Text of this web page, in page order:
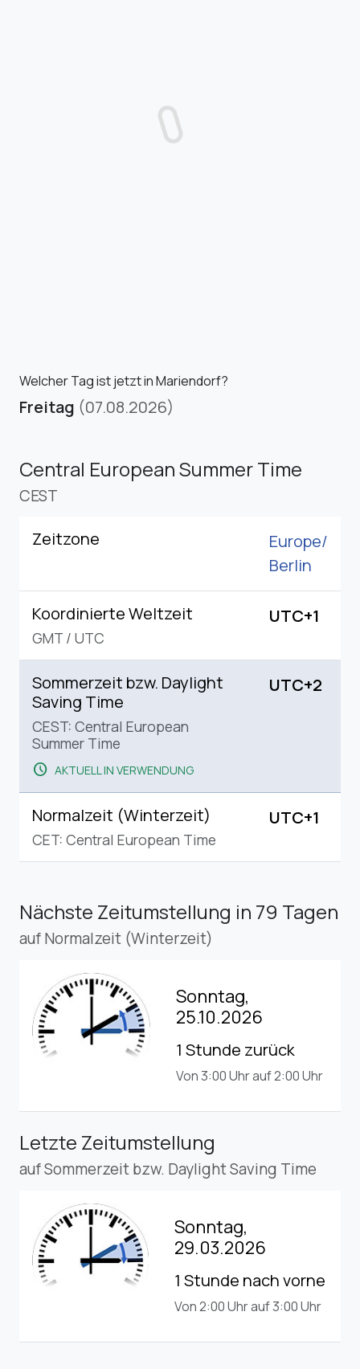
Welcher Tag ist jetzt in Mariendorf?
Freitag (07.08.2026)
Central European Summer Time
CEST
Zeitzone
Europe/
Berlin
Koordinierte Weltzeit
GMT / UTC
UTC+1
Sommerzeit bzw. Daylight
Saving Time
CEST: Central European
Summer Time
schedule AKTUELL IN VERWENDUNG
UTC+2
Normalzeit (Winterzeit)
CET: Central European Time
UTC+1
Nächste Zeitumstellung in 79 Tagen
auf Normalzeit (Winterzeit)
Sonntag,
25.10.2026
1 Stunde zurück
Von 3:00 Uhr auf 2:00 Uhr
Letzte Zeitumstellung
auf Sommerzeit bzw. Daylight Saving Time
Sonntag,
29.03.2026
1 Stunde nach vorne
Von 2:00 Uhr auf 3:00 Uhr